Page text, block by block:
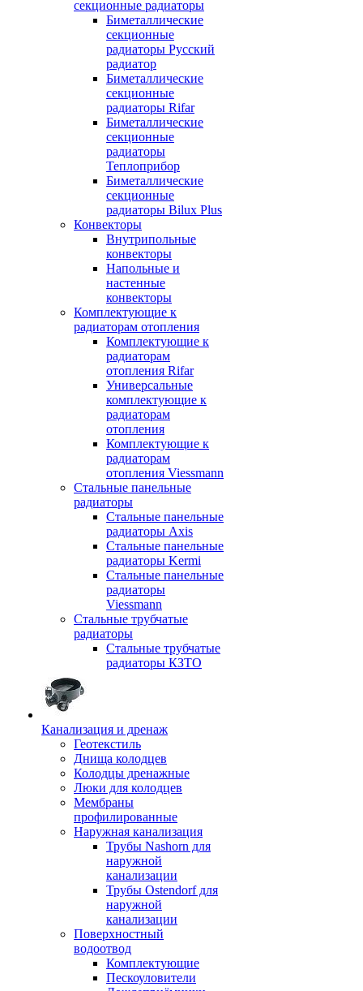
секционные радиаторы
Биметаллические
секционные
радиаторы Русский
радиатор
Биметаллические
секционные
радиаторы Rifar
Биметаллические
секционные
радиаторы
Теплоприбор
Биметаллические
секционные
радиаторы Bilux Plus
Конвекторы
Внутрипольные
конвекторы
Напольные и
настенные
конвекторы
Комплектующие к
радиаторам отопления
Комплектующие к
радиаторам
отопления Rifar
Универсальные
комплектующие к
радиаторам
отопления
Комплектующие к
радиаторам
отопления Viessmann
Стальные панельные
радиаторы
Стальные панельные
радиаторы Axis
Стальные панельные
радиаторы Kermi
Стальные панельные
радиаторы
Viessmann
Стальные трубчатые
радиаторы
Стальные трубчатые
радиаторы КЗТО
Канализация и дренаж
Геотекстиль
Днища колодцев
Колодцы дренажные
Люки для колодцев
Мембраны
профилированные
Наружная канализация
Трубы Nashorn для
наружной
канализации
Трубы Ostendorf для
наружной
канализации
Поверхностный
водоотвод
Комплектующие
Пескоуловители